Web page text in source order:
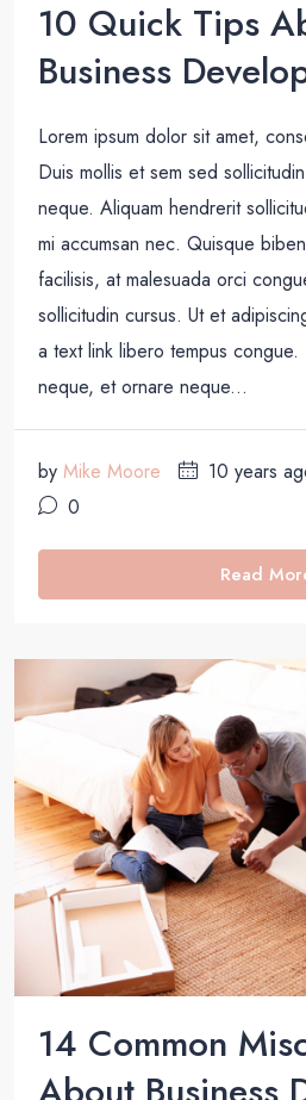
10 Quick Tips
Business
Lorem ipsum dolor sit amet,
Duis mollis et sem sed
neque. Aliquam hendrerit
mi accumsan nec. Quisque
facilisis, at malesuada orci
sollicitudin cursus. Ut et
a text link libero tempus congue.
neque, et ornare neque...
by Mike Moore 10 years
0
Read
14 Common